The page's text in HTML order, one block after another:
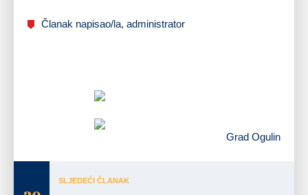
Članak napisao/la, administrator
Grad Ogulin
SLJEDEĆI ČLANAK